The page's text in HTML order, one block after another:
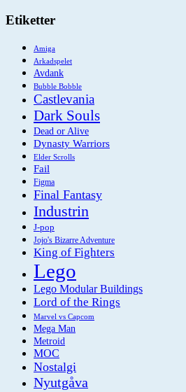
Etiketter
Amiga
Arkadspelet
Avdank
Bubble Bobble
Castlevania
Dark Souls
Dead or Alive
Dynasty Warriors
Elder Scrolls
Fail
Figma
Final Fantasy
Industrin
J-pop
Jojo's Bizarre Adventure
King of Fighters
Lego
Lego Modular Buildings
Lord of the Rings
Marvel vs Capcom
Mega Man
Metroid
MOC
Nostalgi
Nyutgåva